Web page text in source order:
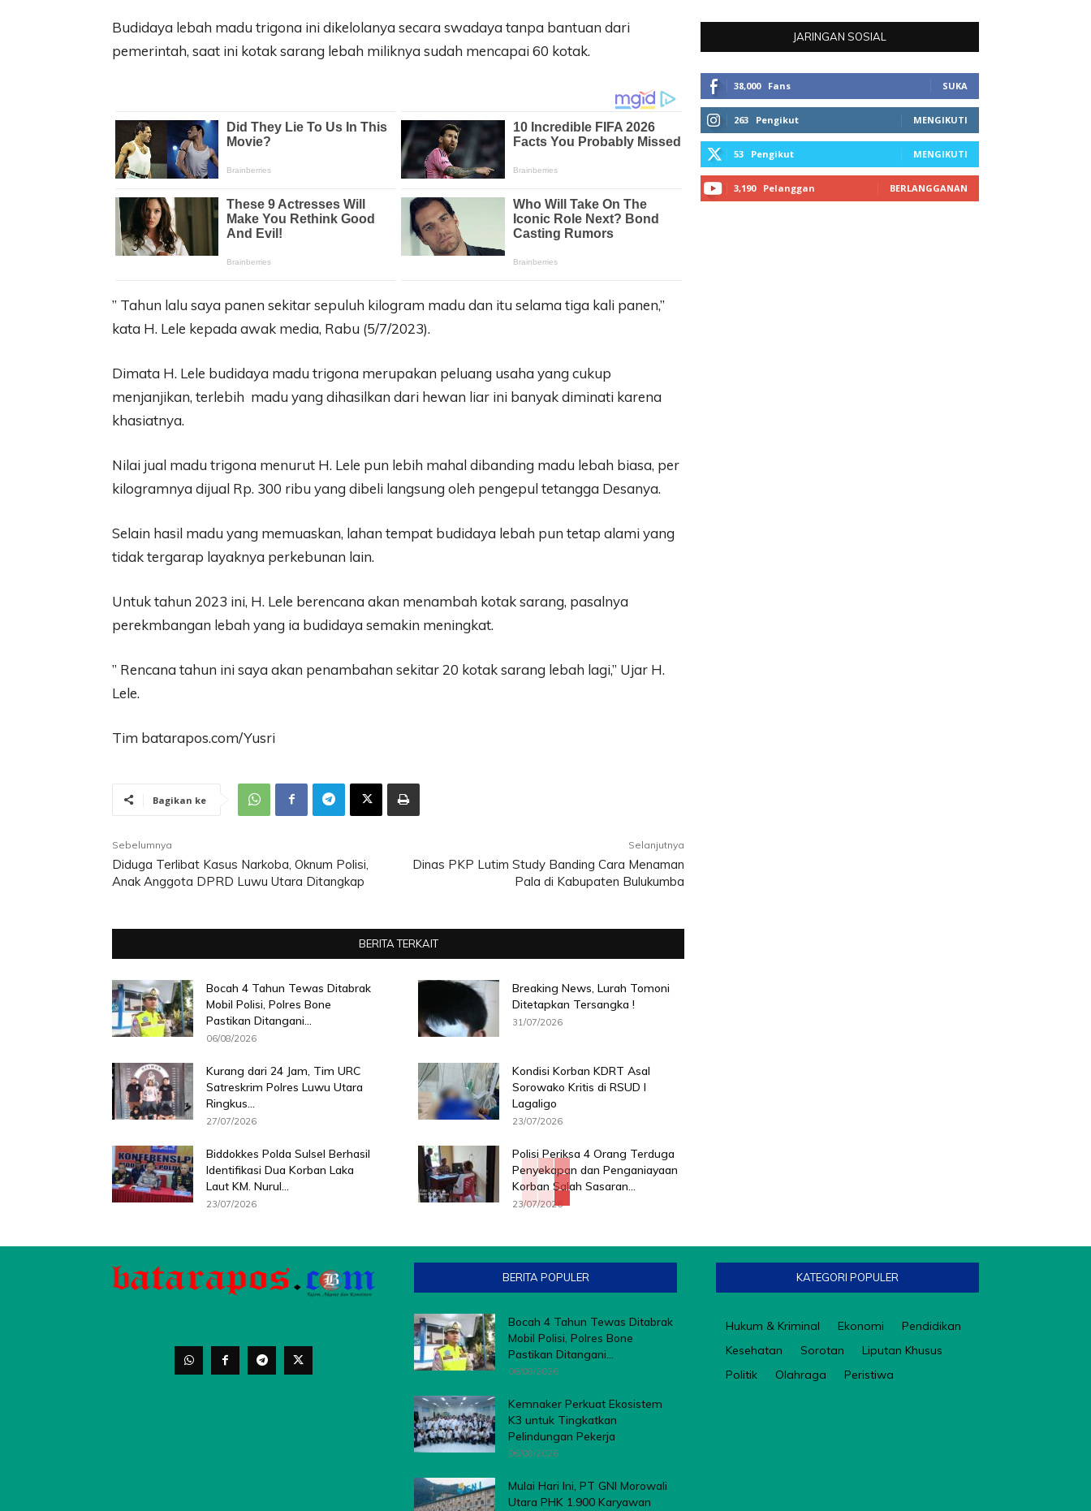
Budidaya lebah madu trigona ini dikelolanya secara swadaya tanpa bantuan dari
pemerintah, saat ini kotak sarang lebah miliknya sudah mencapai 60 kotak.
” Tahun lalu saya panen sekitar sepuluh kilogram madu dan itu selama tiga kali panen,”
kata H. Lele kepada awak media, Rabu (5/7/2023).
Dimata H. Lele budidaya madu trigona merupakan peluang usaha yang cukup
menjanjikan, terlebih madu yang dihasilkan dari hewan liar ini banyak diminati karena
khasiatnya.
Nilai jual madu trigona menurut H. Lele pun lebih mahal dibanding madu lebah biasa, per
kilogramnya dijual Rp. 300 ribu yang dibeli langsung oleh pengepul tetangga Desanya.
Selain hasil madu yang memuaskan, lahan tempat budidaya lebah pun tetap alami yang
tidak tergarap layaknya perkebunan lain.
Untuk tahun 2023 ini, H. Lele berencana akan menambah kotak sarang, pasalnya
perekmbangan lebah yang ia budidaya semakin meningkat.
” Rencana tahun ini saya akan penambahan sekitar 20 kotak sarang lebah lagi,” Ujar H.
Lele.
Tim batarapos.com/Yusri
Bagikan ke
Sebelumnya
Diduga Terlibat Kasus Narkoba, Oknum Polisi,
Anak Anggota DPRD Luwu Utara Ditangkap
Selanjutnya
Dinas PKP Lutim Study Banding Cara Menaman
Pala di Kabupaten Bulukumba
BERITA TERKAIT
Bocah 4 Tahun Tewas Ditabrak
Mobil Polisi, Polres Bone
Pastikan Ditangani...
06/08/2026
Breaking News, Lurah Tomoni
Ditetapkan Tersangka !
31/07/2026
Kurang dari 24 Jam, Tim URC
Satreskrim Polres Luwu Utara
Ringkus...
27/07/2026
Kondisi Korban KDRT Asal
Sorowako Kritis di RSUD I
Lagaligo
23/07/2026
Biddokkes Polda Sulsel Berhasil
Identifikasi Dua Korban Laka
Laut KM. Nurul...
23/07/2026
Polisi Periksa 4 Orang Terduga
Penyekapan dan Penganiayaan
Korban Salah Sasaran...
23/07/2026
JARINGAN SOSIAL
38,000 Fans SUKA
263 Pengikut MENGIKUTI
53 Pengikut MENGIKUTI
3,190 Pelanggan BERLANGGANAN
BERITA POPULER
Bocah 4 Tahun Tewas Ditabrak
Mobil Polisi, Polres Bone
Pastikan Ditangani...
06/08/2026
Kemnaker Perkuat Ekosistem
K3 untuk Tingkatkan
Pelindungan Pekerja
06/08/2026
Mulai Hari Ini, PT GNI Morowali
Utara PHK 1.900 Karyawan
KATEGORI POPULER
Hukum & Kriminal Ekonomi
Pendidikan
Kesehatan
Sorotan
Liputan Khusus
Politik
Olahraga Peristiwa